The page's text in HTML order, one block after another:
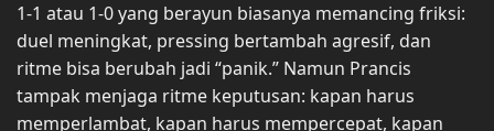
1-1 atau 1-0 yang berayun biasanya memancing friksi:
duel meningkat, pressing bertambah agresif, dan
ritme bisa berubah jadi “panik.” Namun Prancis
tampak menjaga ritme keputusan: kapan harus
memperlambat, kapan harus mempercepat, kapan